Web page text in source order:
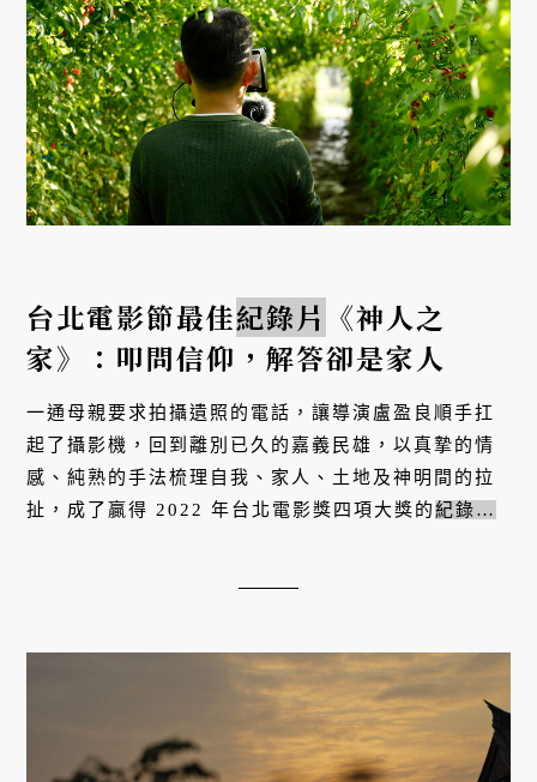
台北電影節最佳紀錄片 《神人之
家》：叩問信仰，解答卻是家人
一通母親要求拍攝遺照的電話，讓導演盧盈良順手扛
起了攝影機，回到離別已久的嘉義民雄，以真摯的情
感、純熟的手法梳理自我、家人、土地及神明間的拉
扯，成了贏得 2022 年台北電影獎四項大獎的紀錄片